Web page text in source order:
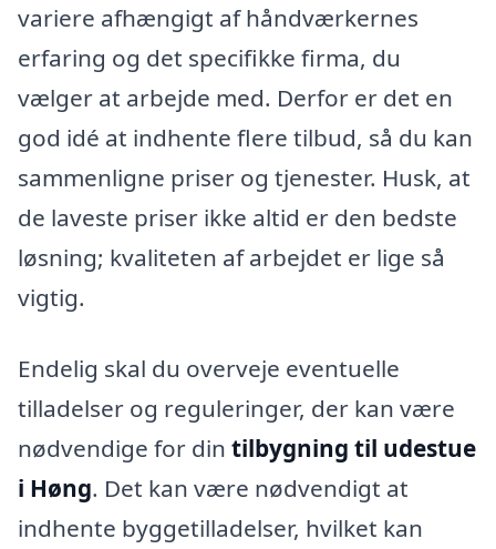
variere afhængigt af håndværkernes
erfaring og det specifikke firma, du
vælger at arbejde med. Derfor er det en
god idé at indhente flere tilbud, så du kan
sammenligne priser og tjenester. Husk, at
de laveste priser ikke altid er den bedste
løsning; kvaliteten af arbejdet er lige så
vigtig.
Endelig skal du overveje eventuelle
tilladelser og reguleringer, der kan være
nødvendige for din tilbygning til udestue
i Høng. Det kan være nødvendigt at
indhente byggetilladelser, hvilket kan